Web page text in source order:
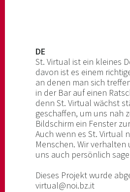
DE
St. Virtual ist ein kleines
davon ist es einem
an denen man sich
in der Bar auf einen
denn St. Virtual wächst
geschaffen, um uns nah
Bildschirm ein Fenster
Auch wenn es St. Virtual
Menschen. Wir
uns auch persönlich
Dieses Projekt wurde
virtual@noi.bz.it